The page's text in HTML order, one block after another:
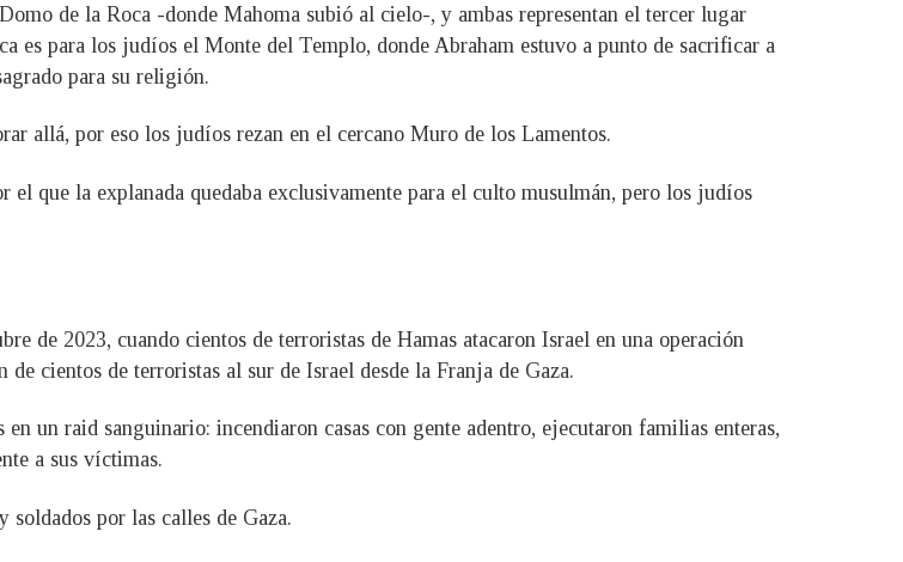
de la Roca -donde Mahoma subió al cielo-, y ambas representan el tercer lugar
es para los judíos el Monte del Templo, donde Abraham estuvo a punto de sacrificar a
para su religión.
allá, por eso los judíos rezan en el cercano Muro de los Lamentos.
el que la explanada quedaba exclusivamente para el culto musulmán, pero los judíos
de 2023, cuando cientos de terroristas de Hamas atacaron Israel en una operación
cientos de terroristas al sur de Israel desde la Franja de Gaza.
un raid sanguinario: incendiaron casas con gente adentro, ejecutaron familias enteras,
a sus víctimas.
por las calles de Gaza.